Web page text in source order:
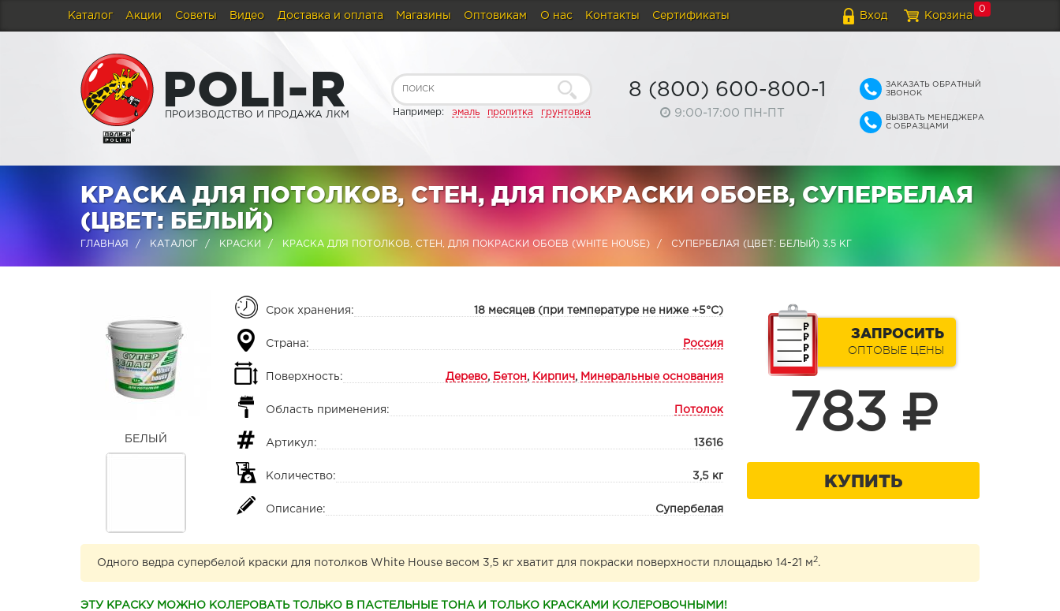
Вход Корзина
0
Каталог Акции Советы Видео Доставка и оплата Магазины Оптовикам О нас Контакты Сертификаты
POLI-R
ПРОИЗВОДСТВО И ПРОДАЖА ЛКМ Например: эмаль пропитка грунтовка
8 (800) 600-800-1
9:00-17:00 ПН-ПТ
ЗАКАЗАТЬ ОБРАТНЫЙ
ЗВОНОК
ВЫЗВАТЬ МЕНЕДЖЕРА
С ОБРАЗЦАМИ
КРАСКА ДЛЯ ПОТОЛКОВ, СТЕН, ДЛЯ ПОКРАСКИ ОБОЕВ, СУПЕРБЕЛАЯ
(ЦВЕТ: БЕЛЫЙ)
ГЛАВНАЯ КАТАЛОГ КРАСКИ КРАСКА ДЛЯ ПОТОЛКОВ, СТЕН, ДЛЯ ПОКРАСКИ ОБОЕВ (WHITE HOUSE) СУПЕРБЕЛАЯ (ЦВЕТ: БЕЛЫЙ) 3,5 КГ
БЕЛЫЙ
Срок хранения: 18 месяцев (при температуре не ниже +5°С)
Страна: Россия
Поверхность: Дерево, Бетон, Кирпич, Минеральные основания
Область применения: Потолок
Артикул: 13616
Количество: 3,5 кг
Описание: Супербелая
ЗАПРОСИТЬ
ОПТОВЫЕ ЦЕНЫ
783
КУПИТЬ
Одного ведра супербелой краски для потолков White House весом 3,5 кг хватит для покраски поверхности площадью 14-21 м2.
ЭТУ КРАСКУ МОЖНО КОЛЕРОВАТЬ ТОЛЬКО В ПАСТЕЛЬНЫЕ ТОНА И ТОЛЬКО КРАСКАМИ КОЛЕРОВОЧНЫМИ!